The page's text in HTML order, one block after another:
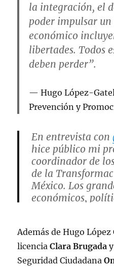
la integración, el
poder impulsar
económico
libertades. Todos
deben perder”.
Hugo López-
Prevención y
En entrevista con
hice público mi
coordinador de
de la
México. Los
económicos,
pic.twitter.com/
— Hugo López-
Además de Hugo
licenciaClara Brugada
Seguridad Ciudadana